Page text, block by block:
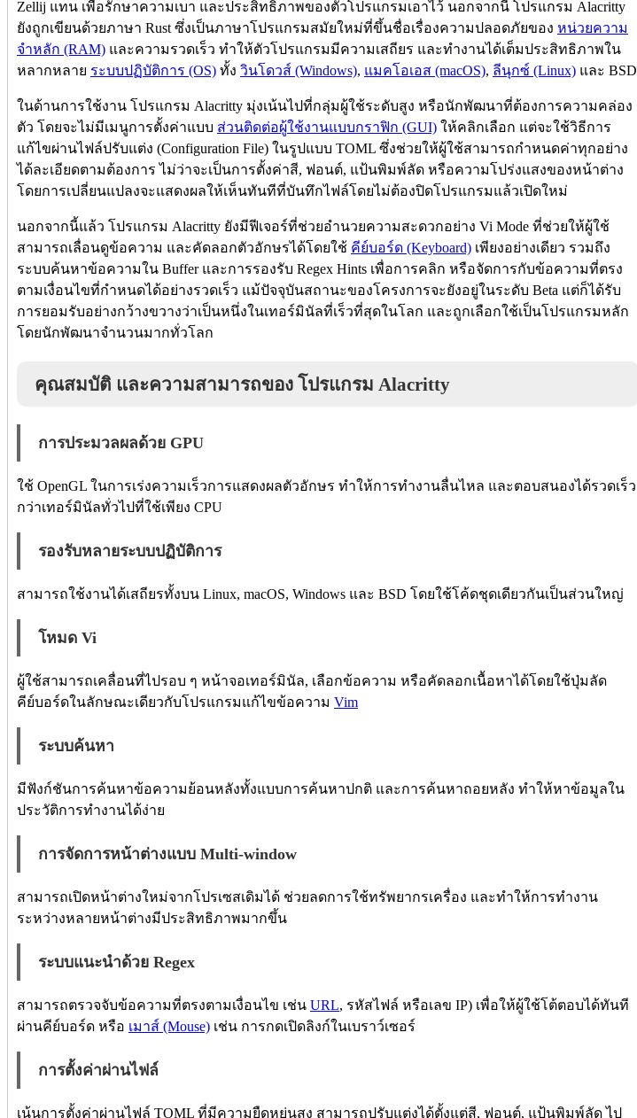
Zellij แทน เพื่อรักษาความเบา และประสิทธิภาพของตัวโปรแกรมเอาไว้ นอกจากนี้ โปรแกรม Alacritty
ยังถูกเขียนด้วยภาษา Rust ซึ่งเป็นภาษาโปรแกรมสมัยใหม่ที่ขึ้นชื่อเรื่องความปลอดภัยของ หน่วยความ
จำหลัก (RAM) และความรวดเร็ว ทำให้ตัวโปรแกรมมีความเสถียร และทำงานได้เต็มประสิทธิภาพใน
หลากหลาย ระบบปฏิบัติการ (OS) ทั้ง วินโดวส์ (Windows), แมคโอเอส (macOS), ลีนุกซ์ (Linux) และ BSD
ในด้านการใช้งาน โปรแกรม Alacritty มุ่งเน้นไปที่กลุ่มผู้ใช้ระดับสูง หรือนักพัฒนาที่ต้องการความคล่อง
ตัว โดยจะไม่มีเมนูการตั้งค่าแบบ ส่วนติดต่อผู้ใช้งานแบบกราฟิก (GUI) ให้คลิกเลือก แต่จะใช้วิธีการ
แก้ไขผ่านไฟล์ปรับแต่ง (Configuration File) ในรูปแบบ TOML ซึ่งช่วยให้ผู้ใช้สามารถกำหนดค่าทุกอย่าง
ได้ละเอียดตามต้องการ ไม่ว่าจะเป็นการตั้งค่าสี, ฟอนต์, แป้นพิมพ์ลัด หรือความโปร่งแสงของหน้าต่าง
โดยการเปลี่ยนแปลงจะแสดงผลให้เห็นทันทีที่บันทึกไฟล์โดยไม่ต้องปิดโปรแกรมแล้วเปิดใหม่
นอกจากนี้แล้ว โปรแกรม Alacritty ยังมีฟีเจอร์ที่ช่วยอำนวยความสะดวกอย่าง Vi Mode ที่ช่วยให้ผู้ใช้
สามารถเลื่อนดูข้อความ และคัดลอกตัวอักษรได้โดยใช้ คีย์บอร์ด (Keyboard) เพียงอย่างเดียว รวมถึง
ระบบค้นหาข้อความใน Buffer และการรองรับ Regex Hints เพื่อการคลิก หรือจัดการกับข้อความที่ตรง
ตามเงื่อนไขที่กำหนดได้อย่างรวดเร็ว แม้ปัจจุบันสถานะของโครงการจะยังอยู่ในระดับ Beta แต่ก็ได้รับ
การยอมรับอย่างกว้างขวางว่าเป็นหนึ่งในเทอร์มินัลที่เร็วที่สุดในโลก และถูกเลือกใช้เป็นโปรแกรมหลัก
โดยนักพัฒนาจำนวนมากทั่วโลก
คุณสมบัติ และความสามารถของ โปรแกรม Alacritty
การประมวลผลด้วย GPU
ใช้ OpenGL ในการเร่งความเร็วการแสดงผลตัวอักษร ทำให้การทำงานลื่นไหล และตอบสนองได้รวดเร็ว
กว่าเทอร์มินัลทั่วไปที่ใช้เพียง CPU
รองรับหลายระบบปฏิบัติการ
สามารถใช้งานได้เสถียรทั้งบน Linux, macOS, Windows และ BSD โดยใช้โค้ดชุดเดียวกันเป็นส่วนใหญ่
โหมด Vi
ผู้ใช้สามารถเคลื่อนที่ไปรอบ ๆ หน้าจอเทอร์มินัล, เลือกข้อความ หรือคัดลอกเนื้อหาได้โดยใช้ปุ่มลัด
คีย์บอร์ดในลักษณะเดียวกับโปรแกรมแก้ไขข้อความ Vim
ระบบค้นหา
มีฟังก์ชันการค้นหาข้อความย้อนหลังทั้งแบบการค้นหาปกติ และการค้นหาถอยหลัง ทำให้หาข้อมูลใน
ประวัติการทำงานได้ง่าย
การจัดการหน้าต่างแบบ Multi-window
สามารถเปิดหน้าต่างใหม่จากโปรเซสเดิมได้ ช่วยลดการใช้ทรัพยากรเครื่อง และทำให้การทำงาน
ระหว่างหลายหน้าต่างมีประสิทธิภาพมากขึ้น
ระบบแนะนำด้วย Regex
สามารถตรวจจับข้อความที่ตรงตามเงื่อนไข เช่น URL, รหัสไฟล์ หรือเลข IP) เพื่อให้ผู้ใช้โต้ตอบได้ทันที
ผ่านคีย์บอร์ด หรือ เมาส์ (Mouse) เช่น การกดเปิดลิงก์ในเบราว์เซอร์
การตั้งค่าผ่านไฟล์
เน้นการตั้งค่าผ่านไฟล์ TOML ที่มีความยืดหยุ่นสูง สามารถปรับแต่งได้ตั้งแต่สี, ฟอนต์, แป้นพิมพ์ลัด ไป